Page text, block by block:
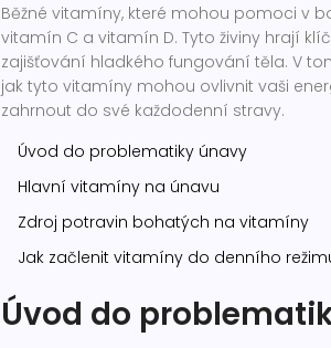
Běžné vitamíny, které mohou pomoci v
vitamín C a vitamín D. Tyto živiny hrají
zajišťování hladkého fungování těla. V
jak tyto vitamíny mohou ovlivnit vaši
zahrnout do své každodenní stravy.
Úvod do problematiky únavy
Hlavní vitamíny na únavu
Zdroj potravin bohatých na vitamíny
Jak začlenit vitamíny do denního
Úvod do